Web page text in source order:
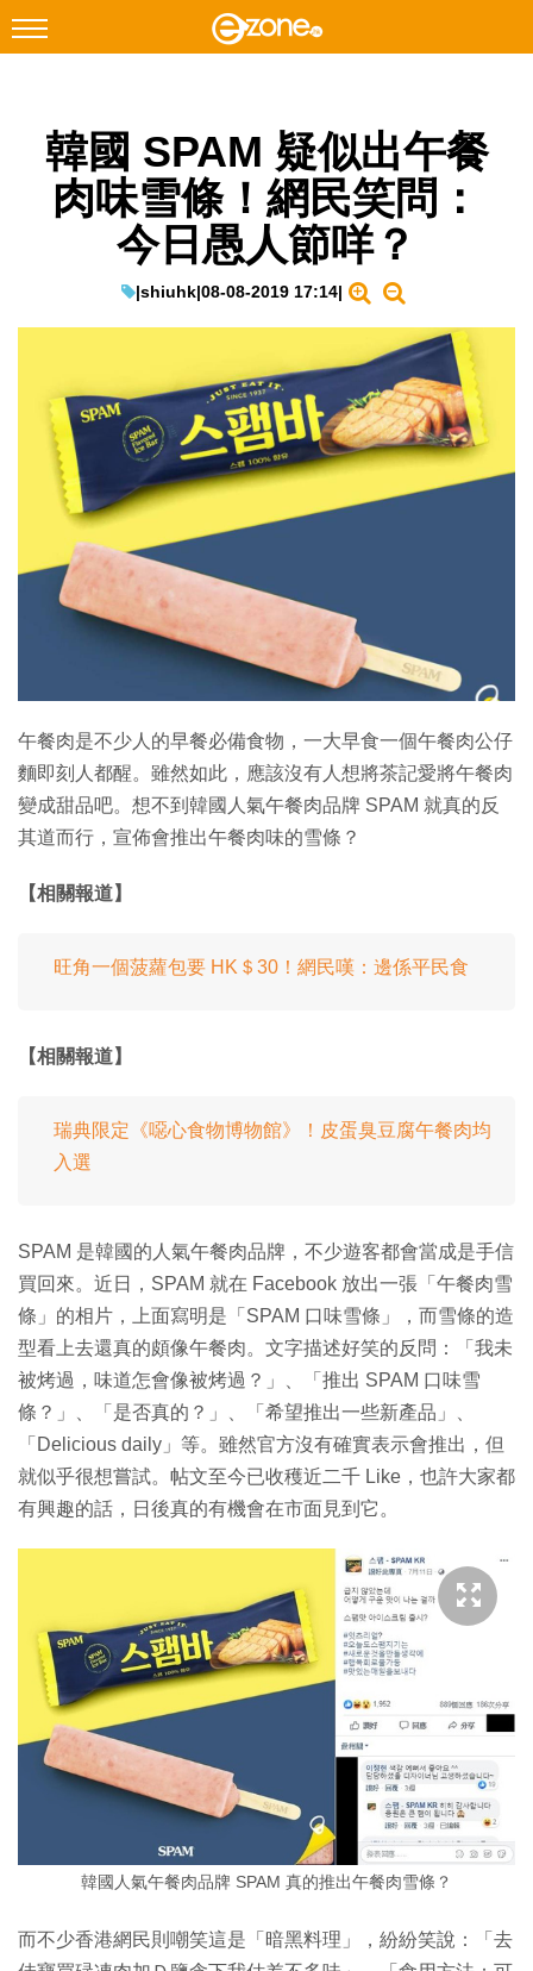
Facebook Instagram
科技焦點
教學評測
IT Times
生成式AI與雲端應用
Enterprise Digital Transformation
特集
韓國 SPAM 疑似出午餐
肉味雪條！網民笑問：
今日愚人節咩？
|shiuhk|08-08-2019 17:14|
午餐肉是不少人的早餐必備食物，一大早食一個午餐肉公仔
麵即刻人都醒。雖然如此，應該沒有人想將茶記愛將午餐肉
變成甜品吧。想不到韓國人氣午餐肉品牌 SPAM 就真的反
其道而行，宣佈會推出午餐肉味的雪條？
【相關報道】
旺角一個菠蘿包要 HK＄30！網民嘆：邊係平民食
【相關報道】
瑞典限定《噁心食物博物館》！皮蛋臭豆腐午餐肉均
入選
SPAM 是韓國的人氣午餐肉品牌，不少遊客都會當成是手信
買回來。近日，SPAM 就在 Facebook 放出一張「午餐肉雪
條」的相片，上面寫明是「SPAM 口味雪條」，而雪條的造
型看上去還真的頗像午餐肉。文字描述好笑的反問：「我未
被烤過，味道怎會像被烤過？」、「推出 SPAM 口味雪
條？」、「是否真的？」、「希望推出一些新產品」、
「Delicious daily」等。雖然官方沒有確實表示會推出，但
就似乎很想嘗試。帖文至今已收穫近二千 Like，也許大家都
有興趣的話，日後真的有機會在市面見到它。
韓國人氣午餐肉品牌 SPAM 真的推出午餐肉雪條？
而不少香港網民則嘲笑這是「暗黑料理」，紛紛笑說：「去